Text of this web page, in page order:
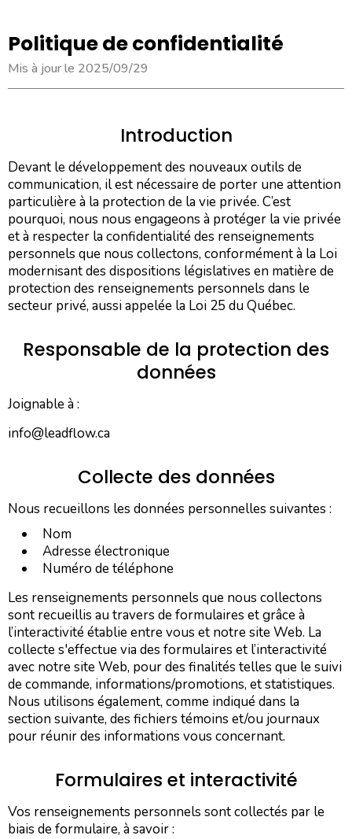
Politique de confidentialité
Mis à jour le 2025/09/29
Introduction
Devant le développement des nouveaux outils de
communication, il est nécessaire de porter une attention
particulière à la protection de la vie privée. C’est
pourquoi, nous nous engageons à protéger la vie privée
et à respecter la confidentialité des renseignements
personnels que nous collectons, conformément à la Loi
modernisant des dispositions législatives en matière de
protection des renseignements personnels dans le
secteur privé, aussi appelée la Loi 25 du Québec.
Responsable de la protection des
données
Joignable à :
info@leadflow.ca
Collecte des données
Nous recueillons les données personnelles suivantes :
Nom
​Adresse électronique
Numéro de téléphone
Les renseignements personnels que nous collectons
sont recueillis au travers de formulaires et grâce à
l’interactivité établie entre vous et notre site Web. La
collecte s'effectue via des formulaires et l’interactivité
avec notre site Web, pour des finalités telles que le suivi
de commande, informations/promotions, et statistiques.
Nous utilisons également, comme indiqué dans la
section suivante, des fichiers témoins et/ou journaux
pour réunir des informations vous concernant.
Formulaires et interactivité
Vos renseignements personnels sont collectés par le
biais de formulaire, à savoir :